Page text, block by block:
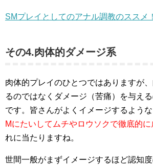
SMプレイとしてのアナル調教のススメ！
その4.肉体的ダメージ系
肉体的プレイのひとつではありますが
るのではなくダメージ（苦痛）を与え
です。皆さんがよくイメージするような
Mにたいしてムチやロウソクで徹底的に
れに当たりますね。
世間一般がまずイメージするほど認知